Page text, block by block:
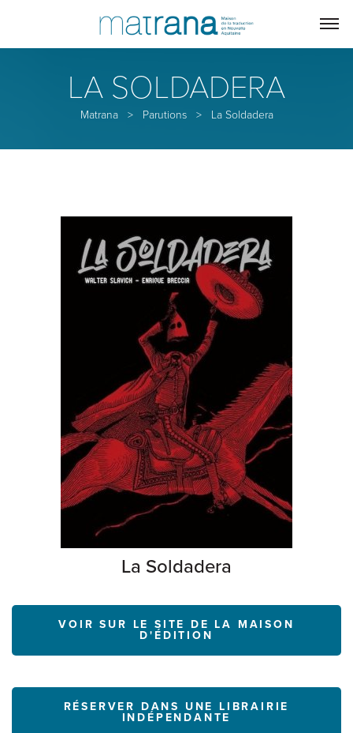
LA SOLDADERA
Matrana> Parutions > La Soldadera
La Soldadera
VOIR SUR LE SITE DE LA MAISON
D'ÉDITION
RÉSERVER DANS UNE LIBRAIRIE
INDÉPENDANTE